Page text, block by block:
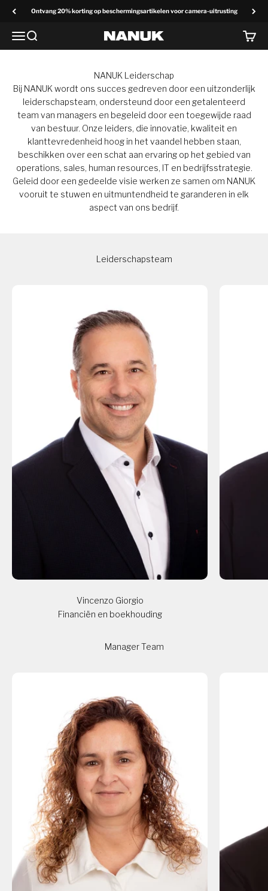
Ontvang 20% korting op beschermingsartikelen voor camera-uitrusting
MenuZoek op NANUK Europa
NANUK Leiderschap
Bij NANUK wordt ons succes gedreven door een uitzonderlijk
leiderschapsteam, ondersteund door een getalenteerd
team van managers en begeleid door een toegewijde raad
van bestuur. Onze leiders, die innovatie, kwaliteit en
klanttevredenheid hoog in het vaandel hebben staan,
beschikken over een schat aan ervaring op het gebied van
operations, sales, human resources, IT en bedrijfsstrategie.
Geleid door een gedeelde visie werken ze samen om NANUK
vooruit te stuwen en uitmuntendheid te garanderen in elk
aspect van ons bedrijf.
Leiderschapsteam
Vincenzo Giorgio
Financiën en boekhouding
Manager Team